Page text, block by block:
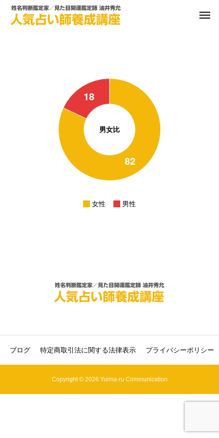
男女比
女性 男性
ブログ 特定商取引法に関する法律表示 プライバシーポリシー
Copyright © 2026 Yuima-ru Communication